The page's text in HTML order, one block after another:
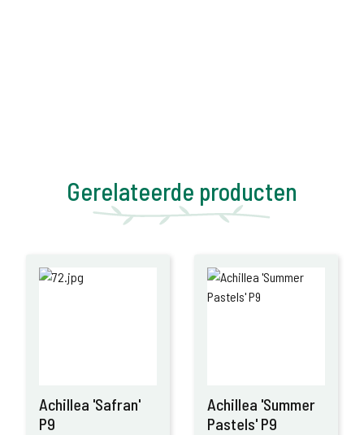
Gerelateerde producten
Achillea 'Safran'
P9
Achillea 'Summer
Pastels' P9